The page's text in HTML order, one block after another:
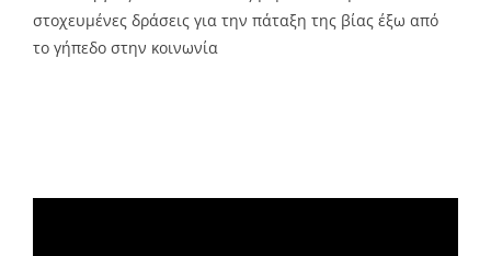
στοχευμένες δράσεις για την πάταξη της βίας έξω από
το γήπεδο στην κοινωνία